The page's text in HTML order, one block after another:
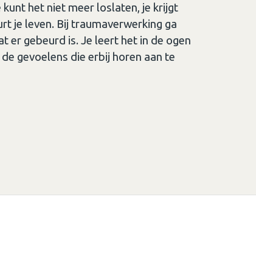
het niet meer loslaten, je krijgt
je leven. Bij traumaverwerking ga
er gebeurd is. Je leert het in de ogen
gevoelens die erbij horen aan te